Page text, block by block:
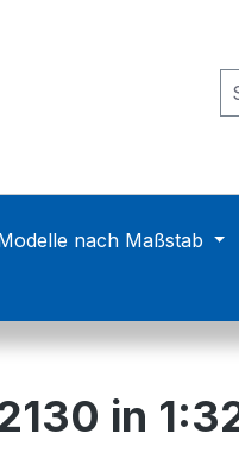
nach Maßstab
in